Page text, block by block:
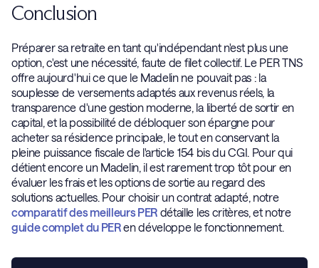
Conclusion
Préparer sa retraite en tant qu'indépendant n'est plus une
option, c'est une nécessité, faute de filet collectif. Le PER TNS
offre aujourd'hui ce que le Madelin ne pouvait pas : la
souplesse de versements adaptés aux revenus réels, la
transparence d'une gestion moderne, la liberté de sortir en
capital, et la possibilité de débloquer son épargne pour
acheter sa résidence principale, le tout en conservant la
pleine puissance fiscale de l'article 154 bis du CGI. Pour qui
détient encore un Madelin, il est rarement trop tôt pour en
évaluer les frais et les options de sortie au regard des
solutions actuelles. Pour choisir un contrat adapté, notre
comparatif des meilleurs PER détaille les critères, et notre
guide complet du PERen développe le fonctionnement.